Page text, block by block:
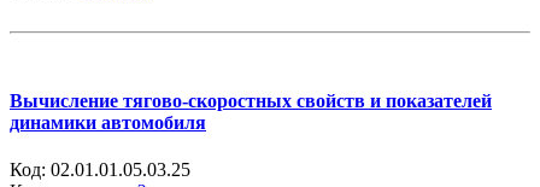
Вычисление тягово-скоростных свойств и показателей
динамики автомобиля
Код: 02.01.01.05.03.25